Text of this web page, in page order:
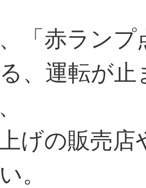
「赤ランプ
、運転が
げの販売店
。